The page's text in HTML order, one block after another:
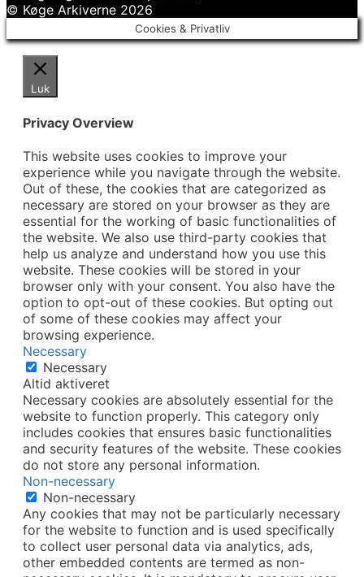
© Køge Arkiverne 2026
Cookies & Privatliv
Luk
Privacy Overview
This website uses cookies to improve your
experience while you navigate through the website.
Out of these, the cookies that are categorized as
necessary are stored on your browser as they are
essential for the working of basic functionalities of
the website. We also use third-party cookies that
help us analyze and understand how you use this
website. These cookies will be stored in your
browser only with your consent. You also have the
option to opt-out of these cookies. But opting out
of some of these cookies may affect your
browsing experience.
Necessary
Necessary
Altid aktiveret
Necessary cookies are absolutely essential for the
website to function properly. This category only
includes cookies that ensures basic functionalities
and security features of the website. These cookies
do not store any personal information.
Non-necessary
Non-necessary
Any cookies that may not be particularly necessary
for the website to function and is used specifically
to collect user personal data via analytics, ads,
other embedded contents are termed as non-